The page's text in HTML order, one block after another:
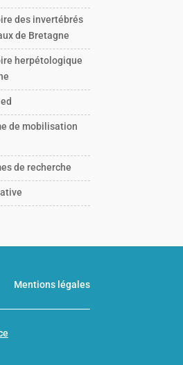
des invertébrés
de Bretagne
herpétologique
de mobilisation
de recherche
Mentions légales